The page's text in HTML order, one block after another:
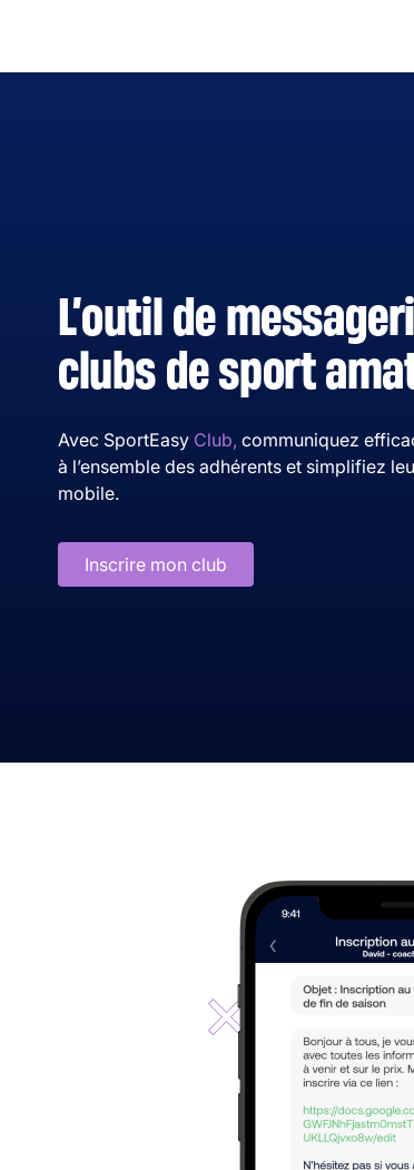
L’outil de
clubs de sport
Avec SportEasy Club, communiquez
à l’ensemble des adhérents et simplifiez
mobile.
Inscrire mon club